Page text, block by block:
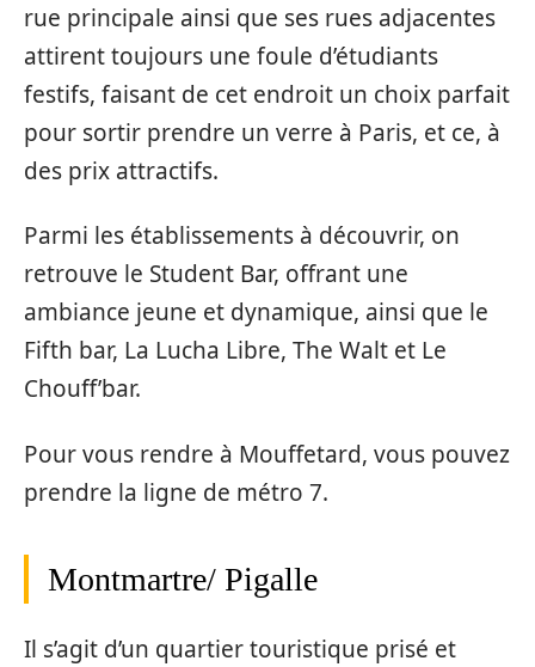
rue principale ainsi que ses rues adjacentes
attirent toujours une foule d’étudiants
festifs, faisant de cet endroit un choix parfait
pour sortir prendre un verre à Paris, et ce, à
des prix attractifs.
Parmi les établissements à découvrir, on
retrouve le Student Bar, offrant une
ambiance jeune et dynamique, ainsi que le
Fifth bar, La Lucha Libre, The Walt et Le
Chouff’bar.
Pour vous rendre à Mouffetard, vous pouvez
prendre la ligne de métro 7.
Montmartre/ Pigalle
Il s’agit d’un quartier touristique prisé et